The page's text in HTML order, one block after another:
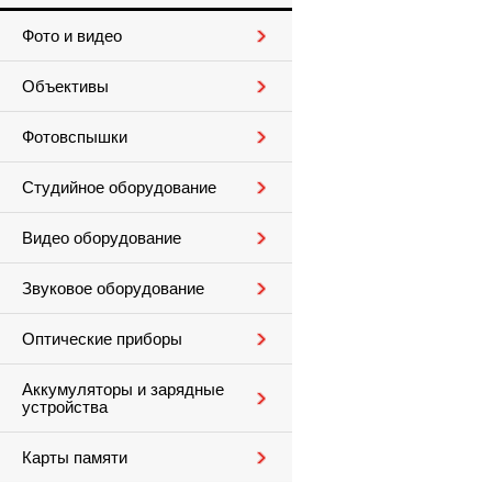
Фото и видео
Объективы
Фотовспышки
Студийное оборудование
Видео оборудование
Звуковое оборудование
Оптические приборы
Аккумуляторы и зарядные
устройства
Карты памяти